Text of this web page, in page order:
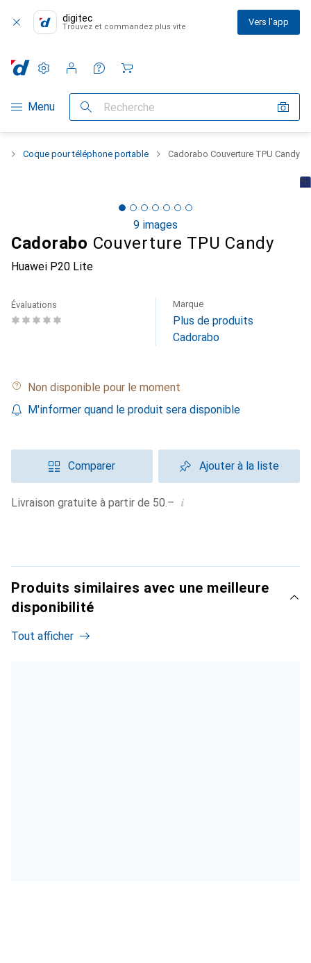
digitec
Trouvez et commandez plus vite Vers l'app
Navigation par catégorie
Menu Recherche
Paramètres
Compte client
Listes de comparaison
Listes d'envies
Panier
Coque pour téléphone portable Cadorabo Couverture TPU Candy
9 images
Cadorabo Couverture TPU Candy
Huawei P20 Lite
Évaluations Marque
Plus de produits
Cadorabo
Non disponible pour le moment
M'informer quand le produit sera disponible
Comparer Ajouter à la liste
Livraison gratuite à partir de 50.– i
Produits similaires avec une meilleure
disponibilité
Tout afficher